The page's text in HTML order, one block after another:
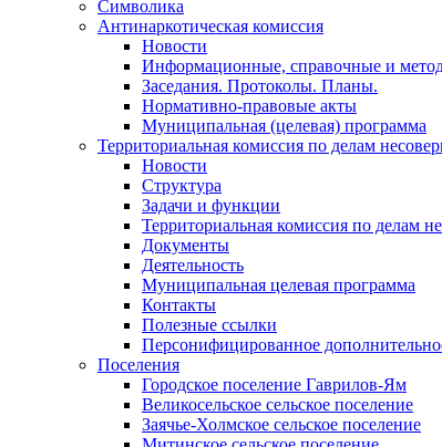
Символика
Антинаркотическая комиссия
Новости
Информационные, справочные и
Заседания. Протоколы. Планы.
Нормативно-правовые акты
Муниципальная (целевая) программа
Территориальная комиссия по делам
Новости
Структура
Задачи и функции
Территориальная комиссия по делам
Документы
Деятельность
Муниципальная целевая программа
Контакты
Полезные ссылки
Персонифицированное
Поселения
Городское поселение Гаврилов-Ям
Великосельское сельское поселение
Заячье-Холмское сельское поселение